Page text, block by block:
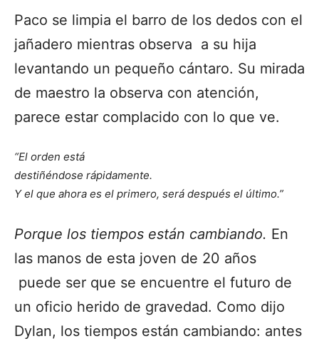
Paco se limpia el barro de los dedos con el
jañadero mientras observa a su hija
levantando un pequeño cántaro. Su mirada
de maestro la observa con atención,
parece estar complacido con lo que ve.
“El orden está
destiñéndose rápidamente.
Y el que ahora es el primero, será después el último.”
Porque los tiempos están cambiando. En
las manos de esta joven de 20 años
puede ser que se encuentre el futuro de
un oficio herido de gravedad. Como dijo
Dylan, los tiempos están cambiando: antes